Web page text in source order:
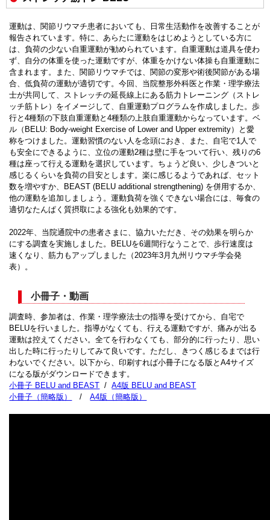
運動は、関節リウマチ患者においても、日常生活動作を改善することが
報告されています。特に、あらたに運動をはじめようとしている方に
は、負荷の少ない自重運動が勧められています。自重運動は道具を使わ
ず、自分の体重を使った運動ですが、体重をかけない体操も自重運動に
含まれます。また、関節リウマチでは、関節の変形や術後関節がある場
合、低負荷の運動が適切です。今回、当院整形外科医と作業・理学療法
士が共同して、ストレッチの延長線上にある筋力トレーニング（ストレ
ッチ筋トレ）をイメージして、自重運動プログラムを作成しました。歩
行と4種類の下肢自重運動と4種類の上肢自重運動からなっています。ベ
ル（BELU: Body-weight Exercise of Lower and Upper extremity）と愛
称をつけました。運動習慣のない人を念頭におき、また、自宅で1人で
も安全にできるように、立位の運動2種は壁に手をついて行い、残りの6
種は座って行える運動を選択しています。ちょうど良い、少しきついと
感じるくらいを負荷の目安とします。楽に感じるようであれば、セット
数を増やすか、BEAST (BELU additional strengthening) を併用するか、
他の運動を追加しましょう。運動負荷を強くできない場合には、毎食の
適切なたんぱく質摂取による強化も効果的です。
2022年、当院通院中の患者さまに、協力いただき、その効果を明らか
にする調査を実施しました。BELUを6週間行なうことで、歩行速度は
速くなり、筋力もアップしました（2023年3月九州リウマチ学会発
表）。
小冊子・動画
調査時、参加者は、作業・理学療法士の指導を受けてから、自宅で
BELUを行いました。指導がなくても、行える運動ですが、痛みが出る
運動は控えてください。全てを行わなくても、部分的に行ったり、思い
出した時に行ったりしてみて良いです。ただし、きつく感じるまでは行
わないでください。以下から、印刷すれば小冊子になる版とA4サイズ
になる版がダウンロードできます。
小冊子 BELU and BEAST /A4版 BELU and BEAST
小冊子（簡略版）
/A4版（簡略版）